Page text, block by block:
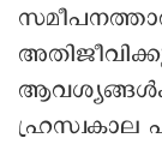
ഹ്രസ്വകാല